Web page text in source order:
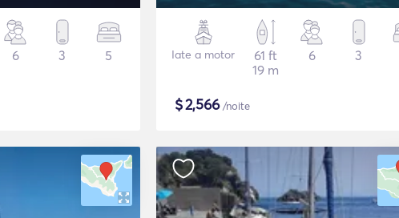
6 3 5 Iate a motor
61 ft
19 m
6 3
$2,566/noite